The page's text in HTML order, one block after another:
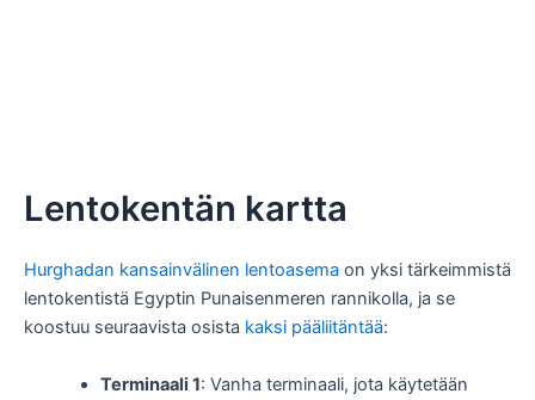
Lentokentän kartta
Hurghadan kansainvälinen lentoasema on yksi tärkeimmistä
lentokentistä Egyptin Punaisenmeren rannikolla, ja se
koostuu seuraavista osista kaksi pääliitäntää:
Terminaali 1: Vanha terminaali, jota käytetään